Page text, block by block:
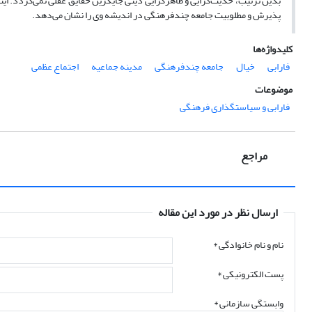
پذیرش و مطلوبیت جامعه چندفرهنگی در اندیشه وی را نشان می‌دهد.
کلیدواژه‌ها
فارابی
خیال جامعه چندفرهنگی مدینه جماعیه
اجتماع عظمی
موضوعات
فارابی و سیاستگذاری فرهنگی
مراجع
ارسال نظر در مورد این مقاله
نام و نام خانوادگی*
پست الکترونیکی*
وابستگی سازمانی *